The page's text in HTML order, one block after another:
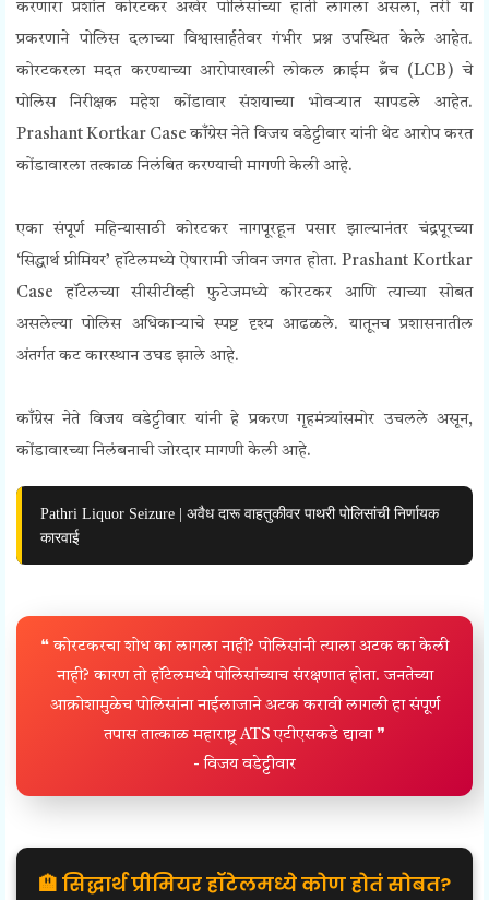
करणारा प्रशांत कोरटकर अखेर पोलिसांच्या हाती लागला असला, तरी या
प्रकरणाने पोलिस दलाच्या विश्वासार्हतेवर गंभीर प्रश्न उपस्थित केले आहेत.
कोरटकरला मदत करण्याच्या आरोपाखाली लोकल क्राईम ब्रँच (LCB) चे
पोलिस निरीक्षक महेश कोंडावार संशयाच्या भोवऱ्यात सापडले आहेत.
Prashant Kortkar Case काँग्रेस नेते विजय वडेट्टीवार यांनी थेट आरोप करत
कोंडावारला तत्काळ निलंबित करण्याची मागणी केली आहे.
एका संपूर्ण महिन्यासाठी कोरटकर नागपूरहून पसार झाल्यानंतर चंद्रपूरच्या
‘सिद्धार्थ प्रीमियर’ हॉटेलमध्ये ऐषारामी जीवन जगत होता. Prashant Kortkar
Case हॉटेलच्या सीसीटीव्ही फुटेजमध्ये कोरटकर आणि त्याच्या सोबत
असलेल्या पोलिस अधिकाऱ्याचे स्पष्ट दृश्य आढळले. यातूनच प्रशासनातील
अंतर्गत कट कारस्थान उघड झाले आहे.
काँग्रेस नेते विजय वडेट्टीवार यांनी हे प्रकरण गृहमंत्र्यांसमोर उचलले असून,
कोंडावारच्या निलंबनाची जोरदार मागणी केली आहे.
Pathri Liquor Seizure | अवैध दारू वाहतुकीवर पाथरी पोलिसांची निर्णायक
कारवाई
❝ कोरटकरचा शोध का लागला नाही? पोलिसांनी त्याला अटक का केली
नाही? कारण तो हॉटेलमध्ये पोलिसांच्याच संरक्षणात होता. जनतेच्या
आक्रोशामुळेच पोलिसांना नाईलाजाने अटक करावी लागली हा संपूर्ण
तपास तात्काळ महाराष्ट्र ATS एटीएसकडे द्यावा ❞
- विजय वडेट्टीवार
🏨 सिद्धार्थ प्रीमियर हॉटेलमध्ये कोण होतं सोबत?